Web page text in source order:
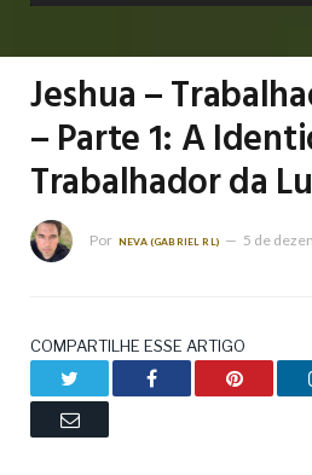
Jeshua –
– Parte 1: A
Trabalhador da
Por NEVA (GABRIEL RL) 5 de
COMPARTILHE ESSE ARTIGO
Facebook Pinterest
Email